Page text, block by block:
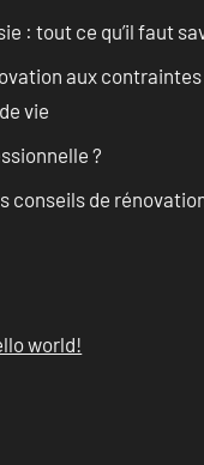
: tout ce qu’il faut
aux
vie
?
conseils de
world!